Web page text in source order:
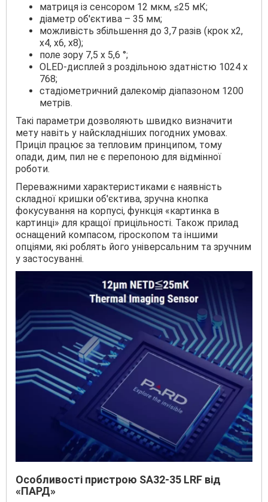
матриця із сенсором 12 мкм, ≤25 мК;
діаметр об'єктива – 35 мм;
можливість збільшення до 3,7 разів (крок х2,
х4, х6, х8);
поле зору 7,5 x 5,6 °;
OLED-дисплей з роздільною здатністю 1024 x
768;
стадіометричний далекомір діапазоном 1200
метрів.
Такі параметри дозволяють швидко визначити
мету навіть у найскладніших погодних умовах.
Приціл працює за тепловим принципом, тому
опади, дим, пил не є перепоною для відмінної
роботи.
Переважними характеристиками є наявність
складної кришки об'єктива, зручна кнопка
фокусування на корпусі, функція «картинка в
картинці» для кращої прицільності. Також прилад
оснащений компасом, гіроскопом та іншими
опціями, які роблять його універсальним та зручним
у застосуванні.
Особливості пристрою SA32-35 LRF від
«ПАРД»